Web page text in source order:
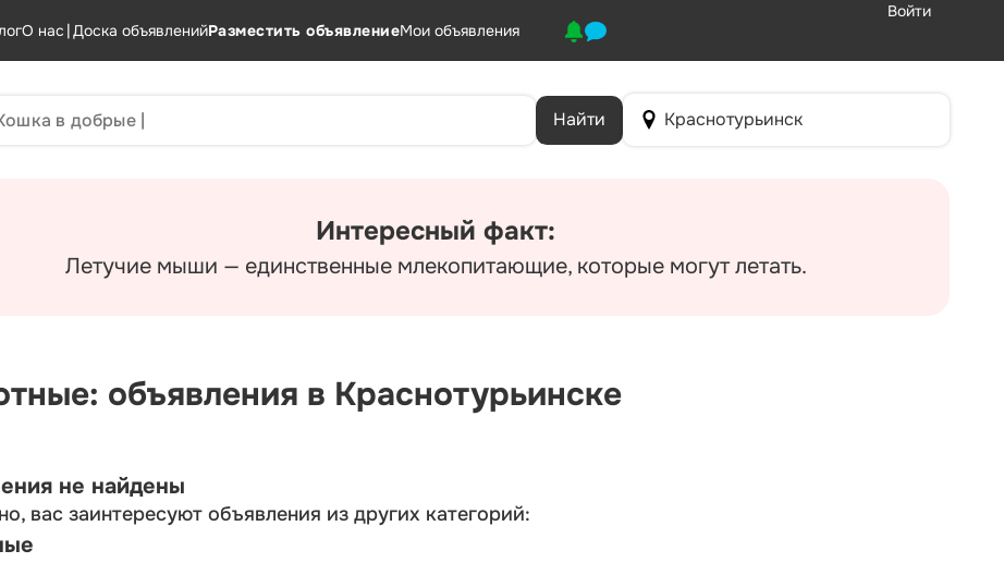
О нас |Доска объявленийРазместить объявлениеМои объявления
Войти
Найти Краснотурьинск
Интересный факт:
Летучие мыши — единственные млекопитающие, которые могут летать.
объявления в Краснотурьинске
не найдены
вас заинтересуют объявления из других категорий: